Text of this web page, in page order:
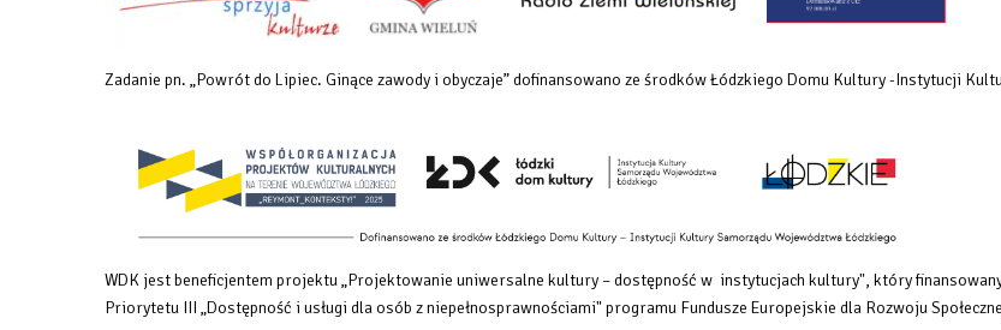
Zadanie pn. „Powrót do Lipiec. Ginące zawody i obyczaje” dofinansowano ze środków Łódzkiego Domu Kultury -Instytucji
WDK jest beneficjentem projektu „Projektowanie uniwersalne kultury – dostępność w instytucjach kultury", który
Priorytetu III „Dostępność i usługi dla osób z niepełnosprawnościami" programu Fundusze Europejskie dla Rozwoju